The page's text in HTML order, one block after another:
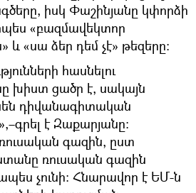
իսկ Փաշինյանը կփորձի
«բազմավեկտոր
և «սա ձեր դեմ չէ» թեզերը:
հասնելու
խիստ ցածր է, սակայն
դիվանագիտական
է Զաքարյանը։
գազին, ըստ
ռուսական գազին
չունի։ Հնարավոր է ԵՄ-ն